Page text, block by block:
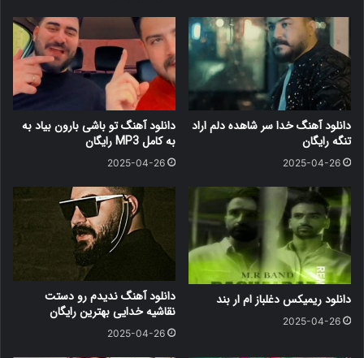
دانلود آهنگ خدا سر شاهده دلم اراد
تنگه رایگان
2025-04-26
دانلود آهنگ ﺗﻮ ﺑﺎﺷﻰ ﺑﺎرون ﺑﻴﺎد ﺑﻪ
ﺑﻪ کامل MP3 رایگان
2025-04-26
دانلود ریمیکس دغلباز ام ار بند
2025-04-26
دانلود آهنگ ندیدم رو دستت
نقاشیه خدایی بهترین رایگان
2025-04-26